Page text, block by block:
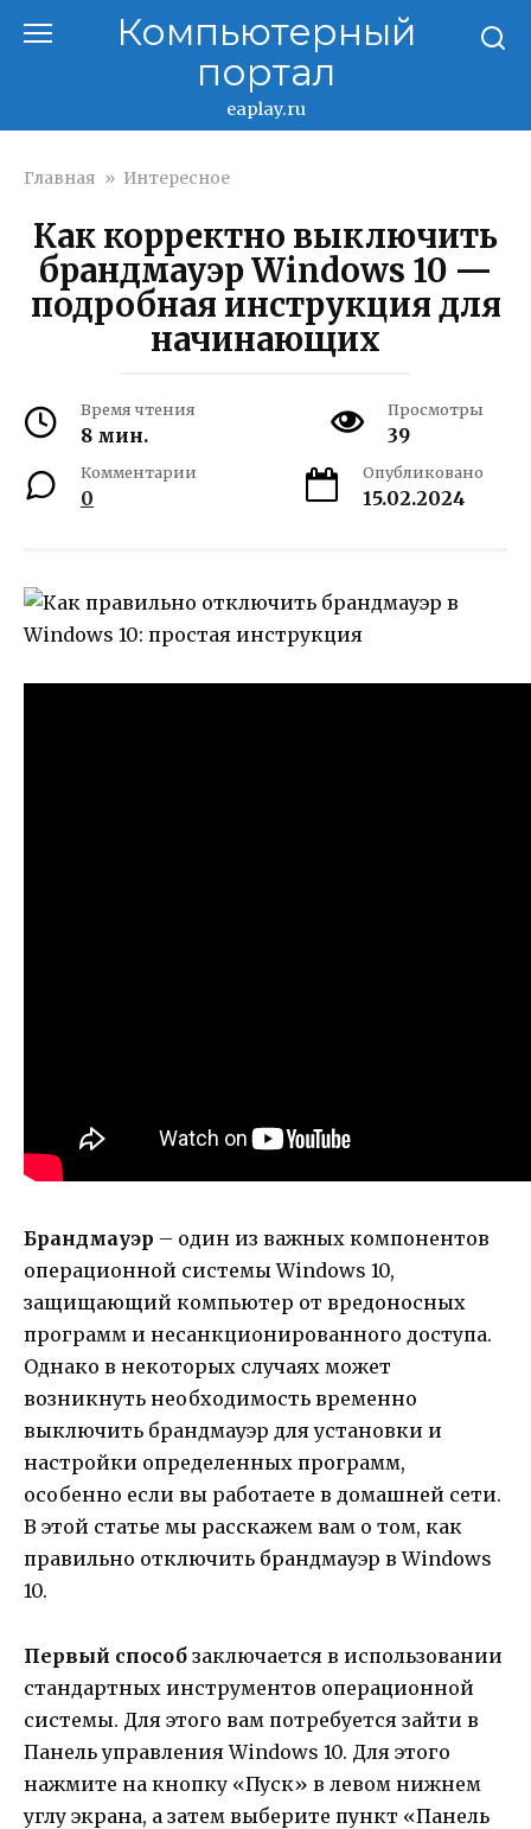
Компьютерный
портал
eaplay.ru
Главная » Интересное
Как корректно выключить
брандмауэр Windows 10 —
подробная инструкция для
начинающих
Время чтения
8 мин.
Просмотры
39
Комментарии
0
Опубликовано
15.02.2024
Брандмауэр – один из важных компонентов
операционной системы Windows 10,
защищающий компьютер от вредоносных
программ и несанкционированного доступа.
Однако в некоторых случаях может
возникнуть необходимость временно
выключить брандмауэр для установки и
настройки определенных программ,
особенно если вы работаете в домашней сети.
В этой статье мы расскажем вам о том, как
правильно отключить брандмауэр в Windows
10.
Первый способ заключается в использовании
стандартных инструментов операционной
системы. Для этого вам потребуется зайти в
Панель управления Windows 10. Для этого
нажмите на кнопку «Пуск» в левом нижнем
углу экрана, а затем выберите пункт «Панель